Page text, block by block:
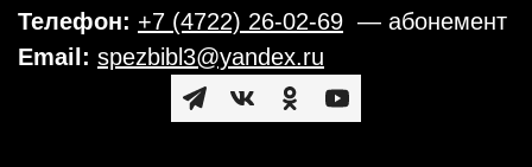
Телефон: +7 (4722) 26-02-69 — абонемент
Email: spezbibl3@yandex.ru